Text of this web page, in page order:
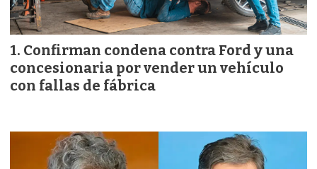
Confirman condena contra Ford y una
concesionaria por vender un vehículo
con fallas de fábrica